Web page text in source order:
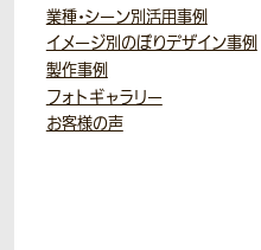
業種・シーン別活用事例
イメージ別のぼりデザイン事例
製作事例
フォトギャラリー
お客様の声